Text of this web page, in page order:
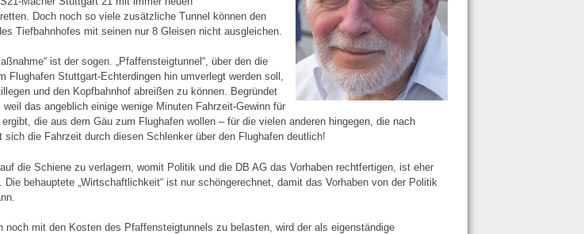
Doch noch so viele zusätzliche Tunnel können den
Tiefbahnhofes mit seinen nur 8 Gleisen nicht ausgleichen.
ist der sogen. „Pfaffensteigtunnel“, über den die
Flughafen Stuttgart-Echterdingen hin umverlegt werden soll,
und den Kopfbahnhof abreißen zu können. Begründet
weil das angeblich einige wenige Minuten Fahrzeit-Gewinn für
die aus dem Gäu zum Flughafen wollen – für die vielen anderen hingegen, die nach
sich die Fahrzeit durch diesen Schlenker über den Flughafen deutlich!
die Schiene zu verlagern, womit Politik und die DB AG das Vorhaben rechtfertigen, ist eher
Die behauptete „Wirtschaftlichkeit“ ist nur schöngerechnet, damit das Vorhaben von der Politik
noch mit den Kosten des Pfaffensteigtunnels zu belasten, wird der als eigenständige